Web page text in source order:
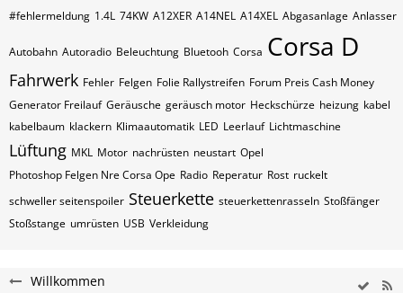
#fehlermeldung 1.4L 74KW A12XER A14NEL A14XEL Abgasanlage Anlasser
Autobahn Autoradio Beleuchtung Bluetooh Corsa Corsa D
Fahrwerk Fehler Felgen Folie Rallystreifen Forum Preis Cash Money
Generator Freilauf Geräusche geräusch motor Heckschürze heizung kabel
kabelbaum klackern Klimaautomatik LED Leerlauf Lichtmaschine
Lüftung MKL Motor nachrüsten neustart Opel
Photoshop Felgen Nre Corsa Ope Radio Reperatur Rost ruckelt
schweller seitenspoiler Steuerkette steuerkettenrasseln Stoßfänger
Stoßstange umrüsten USB Verkleidung
Willkommen